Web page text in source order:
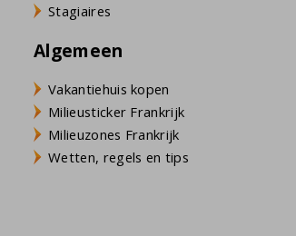
Stagiaires
Algemeen
Vakantiehuis kopen
Milieusticker Frankrijk
Milieuzones Frankrijk
Wetten, regels en tips